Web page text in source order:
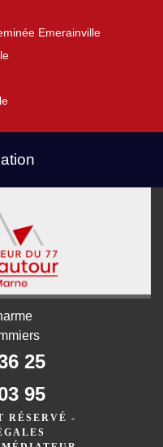
Emerainville
25
95
RÉSERVÉ -